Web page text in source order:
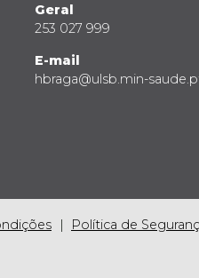
Geral
253 027 999
E-mail
hbraga@ulsb.min-
Política de